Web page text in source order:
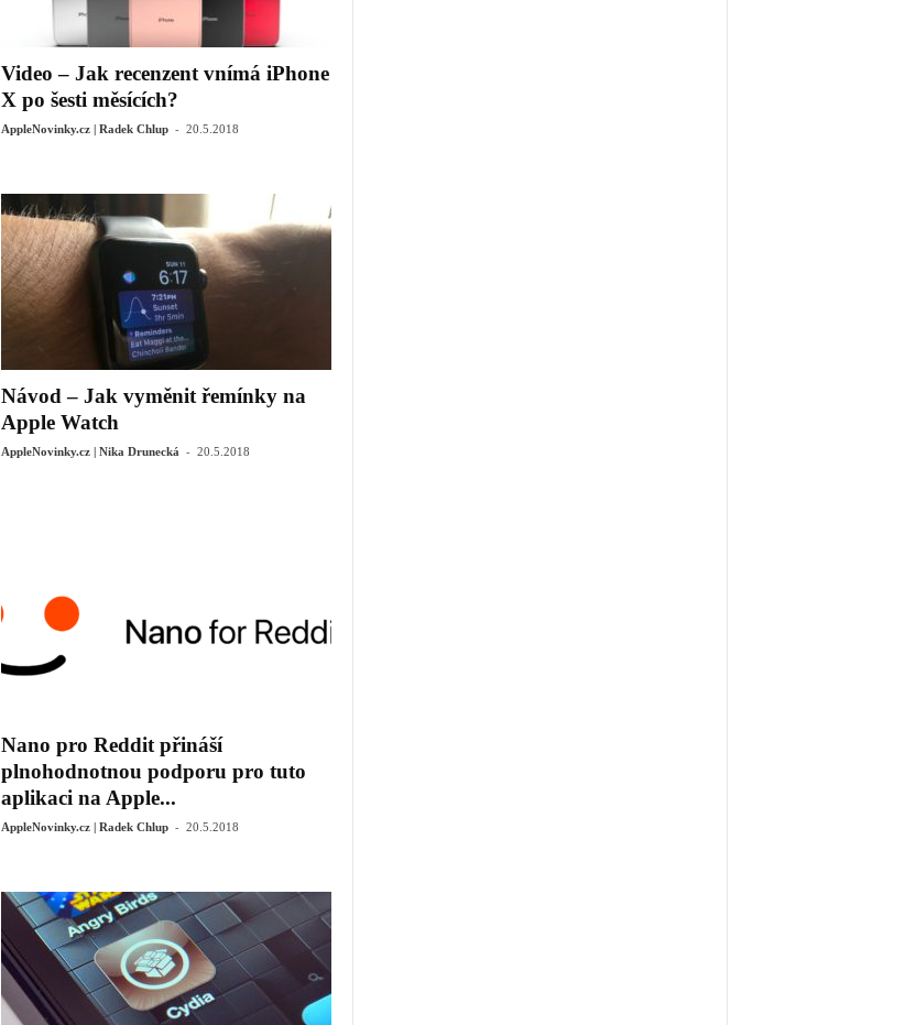
Video – Jak recenzent vnímá iPhone
X po šesti měsících?
AppleNovinky.cz | Radek Chlup - 20.5.2018
Návod – Jak vyměnit řemínky na
Apple Watch
AppleNovinky.cz | Nika Drunecká - 20.5.2018
Nano pro Reddit přináší
plnohodnotnou podporu pro tuto
aplikaci na Apple...
AppleNovinky.cz | Radek Chlup - 20.5.2018